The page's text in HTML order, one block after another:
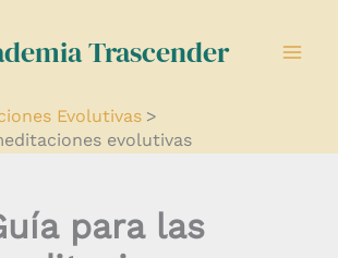
Trascender
Evolutivas
evolutivas
para las